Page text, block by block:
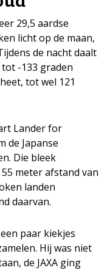
29,5 aardse
licht op de maan,
de nacht daalt
-133 graden
tot wel 121
Lander for
de Japanse
Die bleek
meter afstand van
landen
daarvan.
paar kiekjes
Hij was niet
de JAXA ging